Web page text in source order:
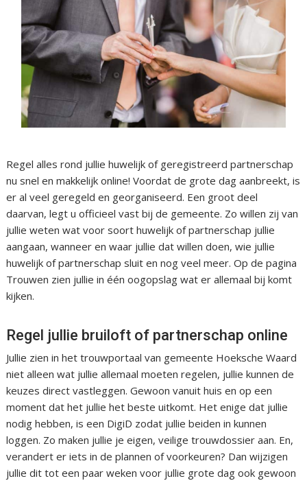
Regel alles rond jullie huwelijk of geregistreerd partnerschap
nu snel en makkelijk online! Voordat de grote dag aanbreekt, is
er al veel geregeld en georganiseerd. Een groot deel
daarvan, legt u officieel vast bij de gemeente. Zo willen zij van
jullie weten wat voor soort huwelijk of partnerschap jullie
aangaan, wanneer en waar jullie dat willen doen, wie jullie
huwelijk of partnerschap sluit en nog veel meer. Op de pagina
Trouwen zien jullie in één oogopslag wat er allemaal bij komt
kijken.
Regel jullie bruiloft of partnerschap online
Jullie zien in het trouwportaal van gemeente Hoeksche Waard
niet alleen wat jullie allemaal moeten regelen, jullie kunnen de
keuzes direct vastleggen. Gewoon vanuit huis en op een
moment dat het jullie het beste uitkomt. Het enige dat jullie
nodig hebben, is een DigiD zodat jullie beiden in kunnen
loggen. Zo maken jullie je eigen, veilige trouwdossier aan. En,
verandert er iets in de plannen of voorkeuren? Dan wijzigen
jullie dit tot een paar weken voor jullie grote dag ook gewoon